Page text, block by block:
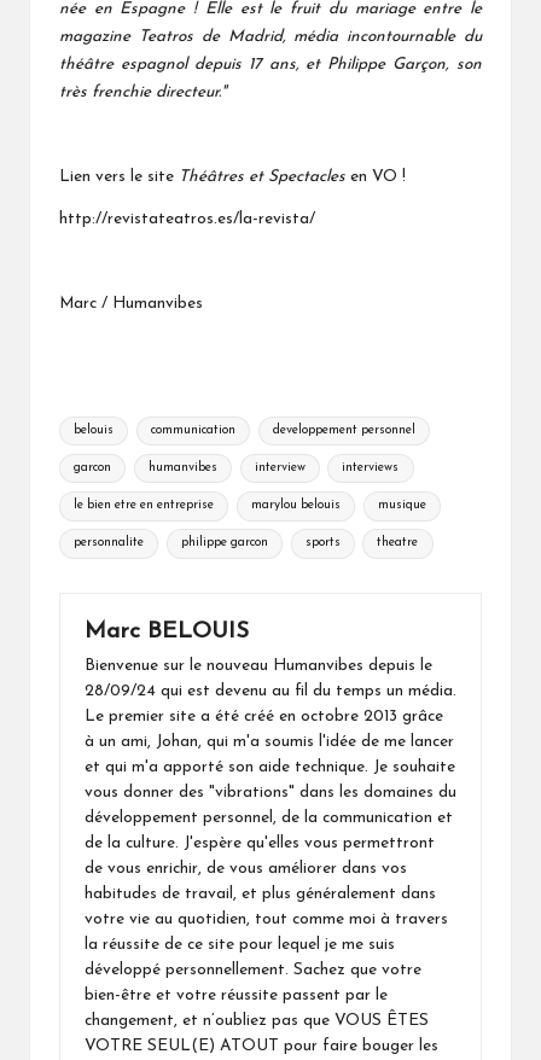
née en Espagne ! Elle est le fruit du mariage entre le
magazine
Teatros de Madrid,média incontournable du
théâtre espagnol depuis 17 ans, et Philippe Garçon, son
très frenchie directeur."
Lien vers le site Théâtres et Spectacles en VO !
http://revistateatros.es/la-revista/
Marc / Humanvibes
Tags:
belouis communication developpement personnel
garcon humanvibes interview interviews
le bien etre en entreprise marylou belouis musique
personnalite philippe garcon sports theatre
Marc BELOUIS
Bienvenue sur le nouveau Humanvibes depuis le
28/09/24 qui est devenu au fil du temps un média.
Le premier site a été créé en octobre 2013 grâce
à un ami, Johan, qui m'a soumis l'idée de me lancer
et qui m'a apporté son aide technique. Je souhaite
vous donner des "vibrations" dans les domaines du
développement personnel, de la communication et
de la culture. J'espère qu'elles vous permettront
de vous enrichir, de vous améliorer dans vos
habitudes de travail, et plus généralement dans
votre vie au quotidien, tout comme moi à travers
la réussite de ce site pour lequel je me suis
développé personnellement. Sachez que votre
bien-être et votre réussite passent par le
changement, et n’oubliez pas que VOUS ÊTES
VOTRE SEUL(E) ATOUT pour faire bouger les